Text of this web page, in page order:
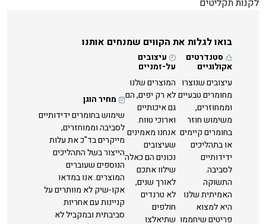
לקנות תקליטים
בואו לגלות את הקווים שמנחים אותנו
סטנדרטים
אקולוגיים
עיצובים שנוצרו
מחומרים טבעיים
וממחוזרים,
משימוש חוזר
בחומרים קיימים
או בתהליכים
ידידותיים
לסביבה.
התשוקה
האמיתית שלנו
היא למצוא
פריטים שיחממו
עיצובים
על-זמניים
המוצרים שלנו
לא רק יפים, הם
גם איכותיים
וארוכי טווח.
אנחנו מאמינים
שעיצובים
נכונים הם כאלה
שילוו אתכם
לאורך שנים,
לא טרנדים
חולפים
שתיאלצו
מחיר הוגן
שימוש בחומרים ידידותיים
לסביבה וממוחזרים,
מייקרים בד"כ את עלות
הייצור בשל התהליכים
הנוספים שעוברים
המוצרים. אנו במדאו
אקו-שיק לא מוותרים על
קניינות עם אחריות
סביבתית ובמקביל לא